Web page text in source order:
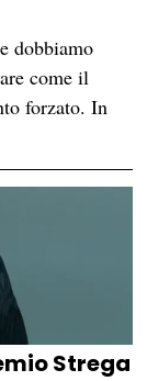
dobbiamo
come il
forzato. In
Strega